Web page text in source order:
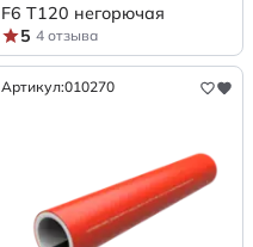
F6 Т120 негорючая
5 4 отзыва
Артикул:010270